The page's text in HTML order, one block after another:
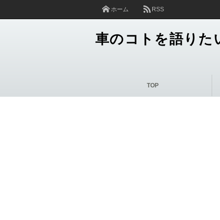
車のコトを語りた
ホーム RSS
TOP